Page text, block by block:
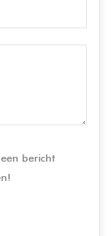
bericht